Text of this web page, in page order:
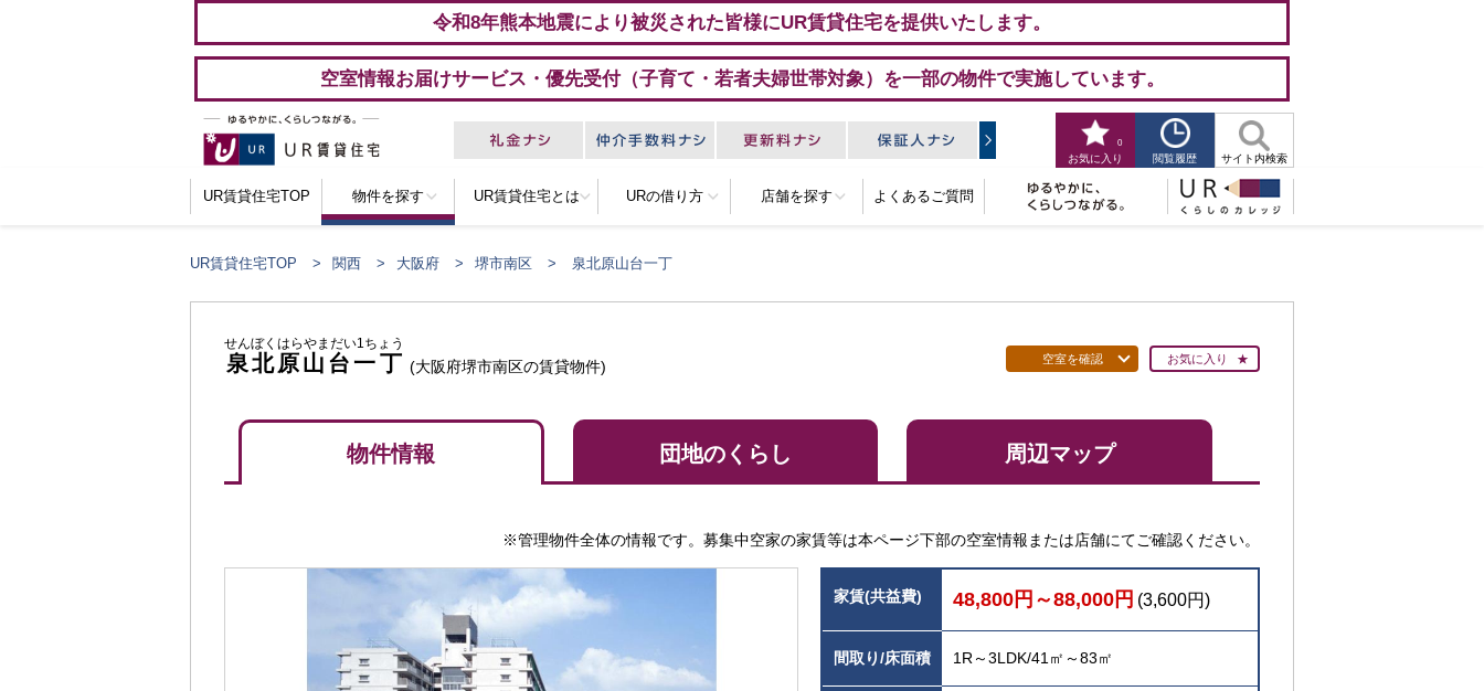
令和8年熊本地震により被災された皆様にUR賃貸住宅を提供いたします。
空室情報お届けサービス・優先受付（子育て・若者夫婦世帯対象）を一部の物件で実施しています。
お気に入り
0
閲覧履歴 サイト内検索
UR賃貸住宅TOP 物件を探す UR賃貸住宅とは URの借り方 店舗を探す よくあるご質問
UR賃貸住宅TOP 関西 大阪府 堺市南区 泉北原山台一丁
泉北原山台一丁
せんぼくはらやまだい1ちょう
(大阪府堺市南区の賃貸物件) 空室を確認 お気に入り
物件情報 団地のくらし 周辺マップ
※管理物件全体の情報です。募集中空家の家賃等は本ページ下部の空室情報または店舗にてご確認ください。
家賃(共益費) 48,800円～88,000円 (3,600円)
間取り/床面積 1R～3LDK/41㎡～83㎡